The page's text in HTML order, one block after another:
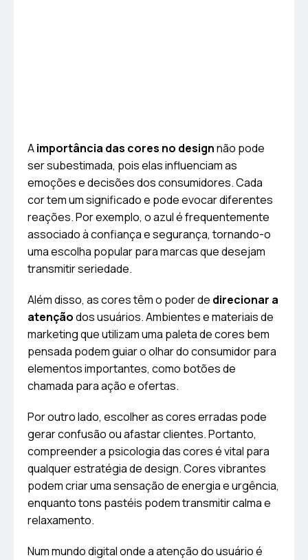
Aimportância das cores no designnão pode
ser subestimada, pois elas influenciam as
emoções e decisões dos consumidores. Cada
cor tem um significado e pode evocar diferentes
reações. Por exemplo, o azul é frequentemente
associado à confiança e segurança, tornando-o
uma escolha popular para marcas que desejam
transmitir seriedade.
Além disso, as cores têm o poder de direcionar a
atençãodos usuários. Ambientes e materiais de
marketing que utilizam uma paleta de cores bem
pensada podem guiar o olhar do consumidor para
elementos importantes, como botões de
chamada para ação e ofertas.
Por outro lado, escolher as cores erradas pode
gerar confusão ou afastar clientes. Portanto,
compreender a psicologia das cores é vital para
qualquer estratégia de design. Cores vibrantes
podem criar uma sensação de energia e urgência,
enquanto tons pastéis podem transmitir calma e
relaxamento.
Num mundo digital onde a atenção do usuário é